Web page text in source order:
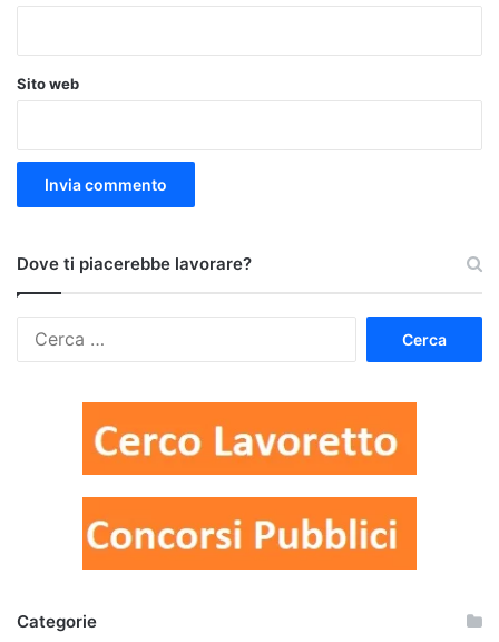
Sito web
Dove ti piacerebbe lavorare?
Categorie